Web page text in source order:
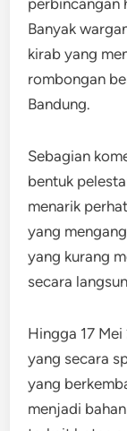
Banyak
kirab yang
rombongan
Bandung.
Sebagian
bentuk
menarik
yang
yang kurang
secara
Hingga 17
yang secara
yang
menjadi